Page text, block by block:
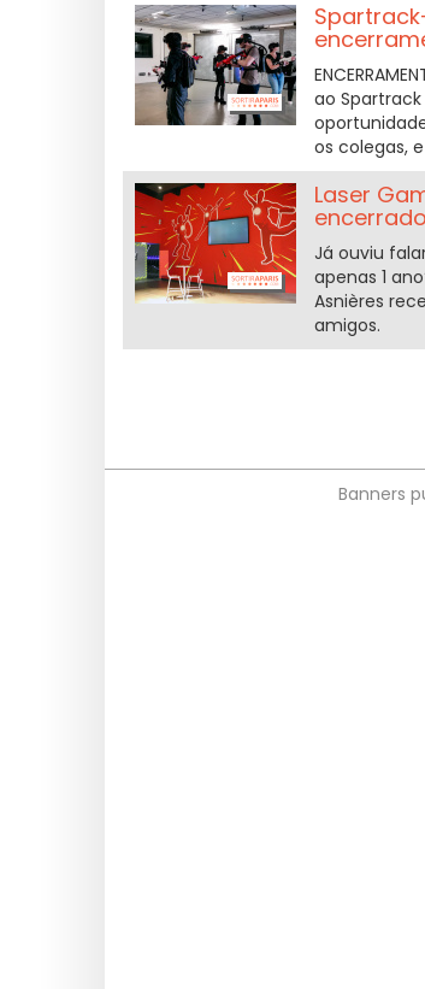
ao Spartrack
os colegas,
Laser
encerrado
Já ouviu
apenas 1
Asnières
amigos.
Banners